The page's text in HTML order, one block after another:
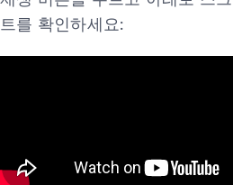
트를 확인하세요: